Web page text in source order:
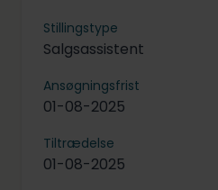
Stillingstype
Salgsassistent
Ansøgningsfrist
01-08-2025
Tiltrædelse
01-08-2025